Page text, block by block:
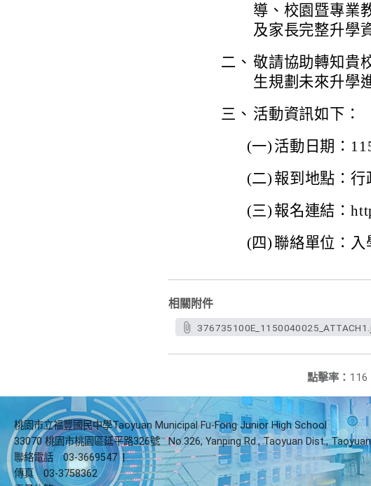
導、校園暨專業
及家長完整升學
二、 敬請協助轉知貴
生規劃未來升學
三、 活動資訊如下：
(一) 活動日期：
(二) 報到地點：行
(三) 報名連結：
(四) 聯絡單位：入
相關附件
點擊率： 116
桃園市立福豐國民中學Taoyuan Municipal Fu-Fong Junior High School
33070 桃園市桃園區延平路326號
No.326, Yanping Rd., Taoyuan Dist.,
聯絡電話
03-3669547 |
傳真
03-3758362